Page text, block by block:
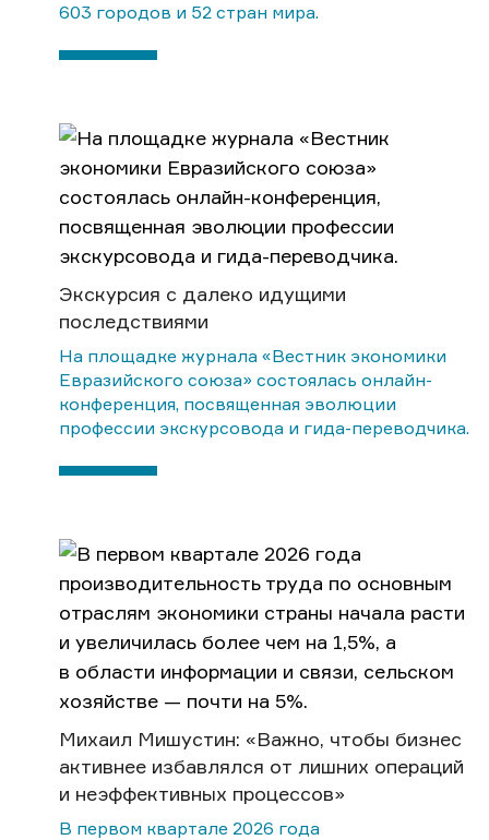
603 городов и 52 стран мира.
Экскурсия с далеко идущими
последствиями
На площадке журнала «Вестник экономики
Евразийского союза» состоялась онлайн-
конференция, посвященная эволюции
профессии экскурсовода и гида-переводчика.
Михаил Мишустин: «Важно, чтобы бизнес
активнее избавлялся от лишних операций
и неэффективных процессов»
В первом квартале 2026 года